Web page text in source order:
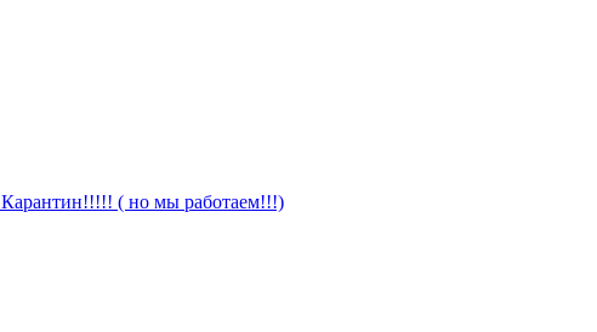
Карантин!!!!! ( но мы работаем!!!)